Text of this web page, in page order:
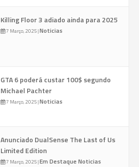
Killing Floor 3 adiado ainda para 2025
7 Março, 2025|Noticias
GTA 6 poderá custar 100$ segundo
Michael Pachter
7 Março, 2025|Noticias
Anunciado DualSense The Last of Us
Limited Edition
7 Março, 2025|Em Destaque Noticias